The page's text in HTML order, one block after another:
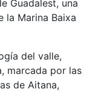
Guadalest, una
la Marina Baixa
del valle,
marcada por las
de Aitana,